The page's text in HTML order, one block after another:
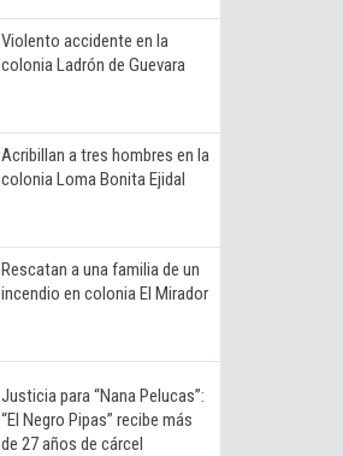
Violento accidente en la
colonia Ladrón de Guevara
Acribillan a tres hombres en la
colonia Loma Bonita Ejidal
Rescatan a una familia de un
incendio en colonia El Mirador
Justicia para “Nana Pelucas”:
“El Negro Pipas” recibe más
de 27 años de cárcel